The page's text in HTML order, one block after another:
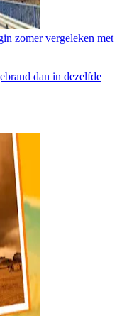
zomer vergeleken met
dan in dezelfde